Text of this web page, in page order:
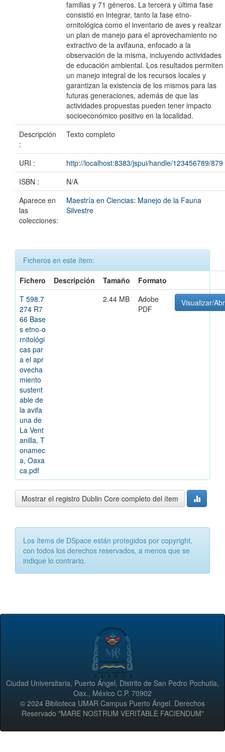
familias y 71 géneros. La tercera y última fase
consistió en integrar, tanto la fase etno-
ornitológica como el inventario de aves y realizar
un plan de manejo para el aprovechamiento no
extractivo de la avifauna, enfocado a la
observación de la misma, incluyendo actividades
de educación ambiental. Los resultados permiten
un manejo integral de los recursos locales y
garantizan la existencia de los mismos para las
futuras generaciones, además de que las
actividades propuestas pueden tener impacto
socioeconómico positivo en la localidad.
Descripción
:
Texto completo
URI :
http://localhost:8383/jspui/handle/123456789/879
ISBN :
N/A
Aparece en
las
colecciones:
Maestría en Ciencias: Manejo de la Fauna
Silvestre
Ficheros en este ítem:
Fichero
Descripción Tamaño
Formato
T 598.7
274 R7
66 Base
s etno-o
rnitológi
cas par
a el apr
ovecha
miento
sustent
able de
la avifa
una de
La Vent
anilla, T
onamec
a, Oaxa
ca.pdf
2.44 MB
Adobe
PDF
Visualizar/
Mostrar el registro Dublin Core completo del ítem
Los ítems de DSpace están protegidos por copyright,
con todos los derechos reservados, a menos que se
indique lo contrario.
Ciudad Universitaria, Puerto Ángel, Distrito de San Pedro Pochutla,
Oax., México C.P. 70902
© 2024 Biblioteca UMAR Campus Puerto Ángel. Derechos
Reservado "MARE NOSTRUM VERITABLE FACIENDUM"